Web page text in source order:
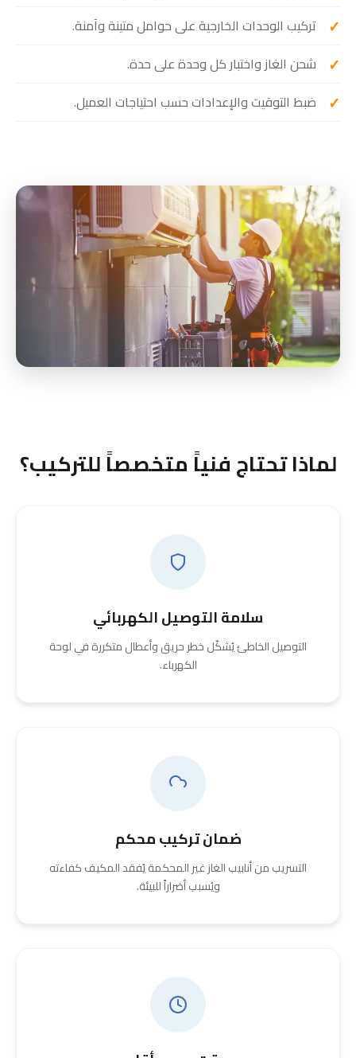
تركيب الوحدات الخارجية على حوامل متينة وآمنة.
شحن الغاز واختبار كل وحدة على حدة.
ضبط التوقيت والإعدادات حسب احتياجات العميل.
لماذا تحتاج فنياً متخصصاً للتركيب؟
سلامة التوصيل الكهربائي
التوصيل الخاطئ يُشكّل خطر حريق وأعطال متكررة في لوحة
الكهرباء.
ضمان تركيب محكم
التسريب من أنابيب الغاز غير المحكمة يُفقد المكيف كفاءته
ويُسبب أضراراً للبيئة.